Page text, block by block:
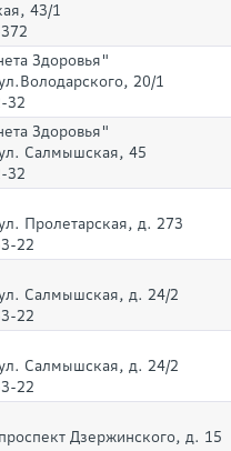
43/1
Здоровья"
20/1
32
Здоровья"
Салмышская, 45
32
Пролетарская, д. 273
22
Салмышская, д. 24/2
22
Салмышская, д. 24/2
22
Дзержинского, д. 15